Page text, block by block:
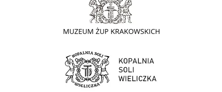
link do strony Kopalni Soli Wieliczka